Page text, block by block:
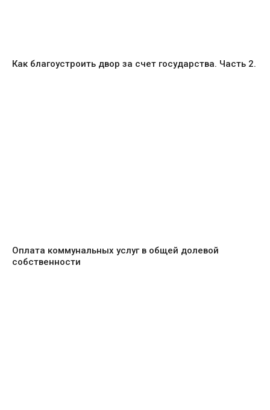
Как благоустроить двор за счет государства. Часть 2.
Оплата коммунальных услуг в общей долевой
собственности